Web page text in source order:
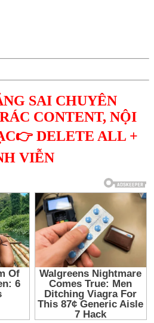
SAI CHUYÊN
CONTENT, NỘI
DELETE ALL +
VIỄN